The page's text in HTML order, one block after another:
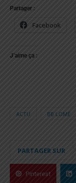
Partager :
Facebook
J’aime ça :
ACTU BB LOMÉ
PARTAGER SUR
Pinterest